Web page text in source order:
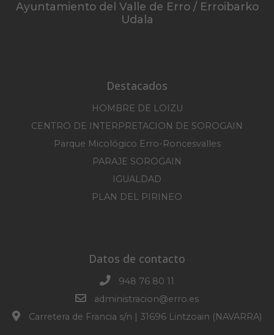
Ayuntamiento del Valle de Erro / Erroibarko
Udala
Destacados
HOMBRE DE LOIZU
CENTRO DE INTERPRETACION DE SOROGAIN
Parque Micológico Erro-Roncesvalles
PARAJE SOROGAIN
IGUALDAD
PLAN DEL PIRINEO
Datos de contacto
948 76 80 11
administracion@erro.es
Carretera de Francia s/n | 31696 Lintzoain (NAVARRA)